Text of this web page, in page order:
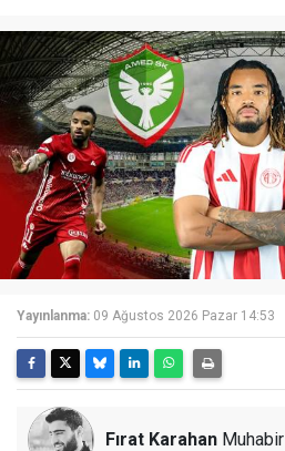
Yayınlanma: 09 Ağustos 2026 Pazar 14:53
Fırat Karahan Muhabir